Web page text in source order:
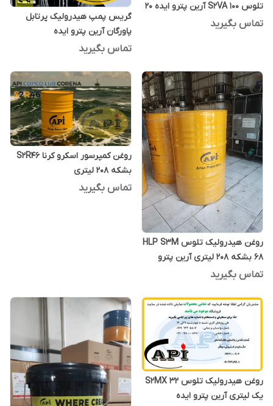
تلوس S2VA 100 آرین پترو ایده 20
لیتری
تماس بگیرید
گریس پمپ هیدرولیک پرتابل
پاورگان آرین پترو ایده
تماس بگیرید
روغن هیدرولیک تلوس HLP S3M
68 بشکه 208 لیتری آرین پترو
ایده
تماس بگیرید
روغن کمپرسور اسکرو کرنا S2R46
بشکه 208 لیتری
تماس بگیرید
روغن هیدرولیک تلوس S2MX 32
یک لیتری آرین پترو ایده